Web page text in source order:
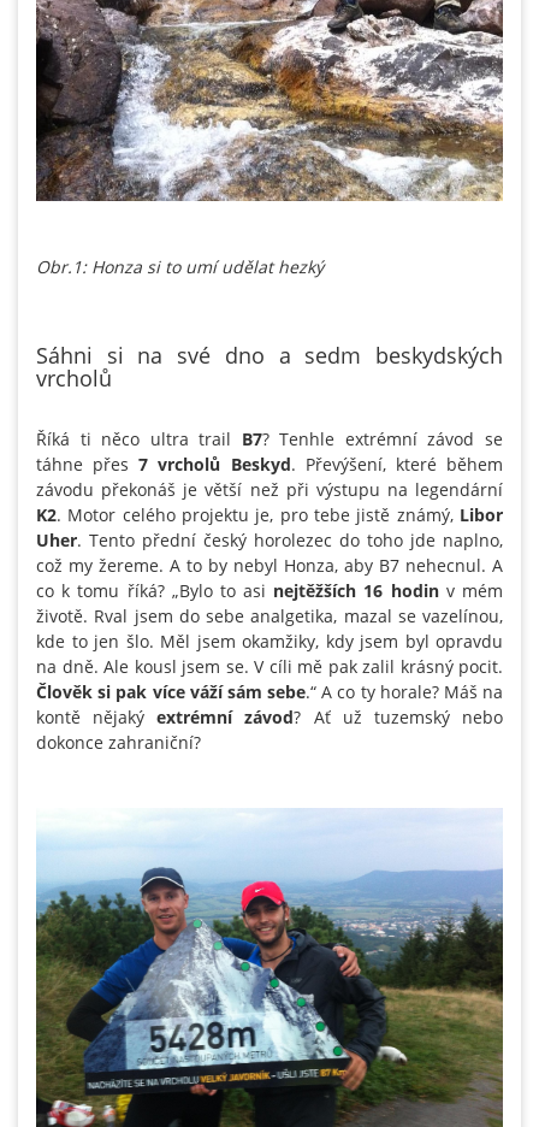
Obr.1: Honza si to umí udělat hezký
Sáhni si na své dno a sedm beskydských
vrcholů
Říká ti něco ultra trail B7? Tenhle extrémní závod se
táhne přes7 vrcholů Beskyd. Převýšení, které během
závodu překonáš je větší než při výstupu na legendární
K2. Motor celého projektu je, pro tebe jistě známý, Libor
Uher. Tento přední český horolezec do toho jde naplno,
což my žereme. A to by nebyl Honza, aby B7 nehecnul. A
co k tomu říká? „Bylo to asi nejtěžších 16 hodinv mém
životě. Rval jsem do sebe analgetika, mazal se vazelínou,
kde to jen šlo. Měl jsem okamžiky, kdy jsem byl opravdu
na dně. Ale kousl jsem se. V cíli mě pak zalil krásný pocit.
Člověk si pak více váží sám sebe.“ A co ty horale? Máš na
kontě nějaký extrémní závod? Ať už tuzemský nebo
dokonce zahraniční?